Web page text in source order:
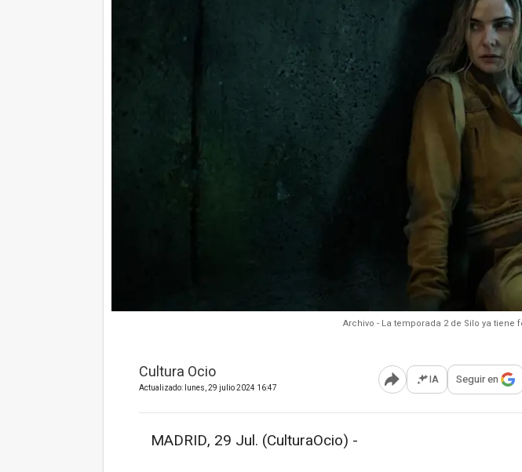
Archivo - La temporada 2 de Silo ya tiene
Cultura Ocio
Actualizado: lunes, 29 julio 2024 16:47 Abrir opciones para
IA Seguir en
MADRID, 29 Jul. (CulturaOcio) -